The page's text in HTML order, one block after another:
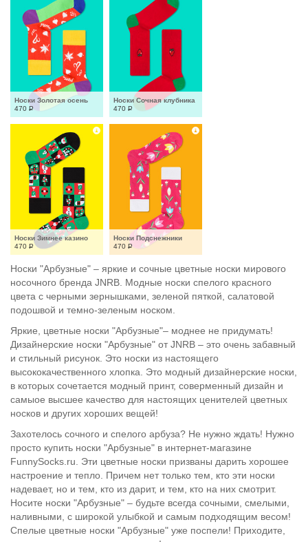
Носки Золотая осень
470 Р
Носки Сочная клубника
470 Р
Носки Зимнее казино
470 Р
Носки Подснежники
470 Р
Носки "Арбузные" – яркие и сочные цветные носки мирового
носочного бренда JNRB. Модные носки спелого красного
цвета с черными зернышками, зеленой пяткой, салатовой
подошвой и темно-зеленым носком.
Яркие, цветные носки "Арбузные"– моднее не придумать!
Дизайнерские носки "Арбузные" от JNRB – это очень забавный
и стильный рисунок. Это носки из настоящего
высококачественного хлопка. Это модный дизайнерские носки,
в которых сочетается модный принт, соверменный дизайн и
самыое высшее качество для настоящих ценителей цветных
носков и других хороших вещей!
Захотелось сочного и спелого арбуза? Не нужно ждать! Нужно
просто купить носки "Арбузные" в интернет-магазине
FunnySocks.ru. Эти цветные носки призваны дарить хорошее
настроение и тепло. Причем нет только тем, кто эти носки
надевает, но и тем, кто из дарит, и тем, кто на них смотрит.
Носите носки "Арбузные" – будьте всегда сочными, смелыми,
наливными, с широкой улыбкой и самым подходящим весом!
Спелые цветные носки "Арбузные" уже поспели! Приходите,